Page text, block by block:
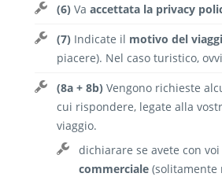
(6) Va accettata la privacy
(7) Indicate il motivo del
piacere). Nel caso turistico,
(8a + 8b) Vengono richieste
cui rispondere, legate alla
viaggio.
dichiarare se avete con voi
commerciale (solitamente